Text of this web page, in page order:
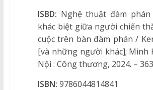
ISBD: Nghệ thuật đàm
khác biệt giữa người chiến
cuộc trên bàn đàm phán /
[và những người khác]; Minh
Nội : Công thương, 2024. –
ISBN: 9786044814841